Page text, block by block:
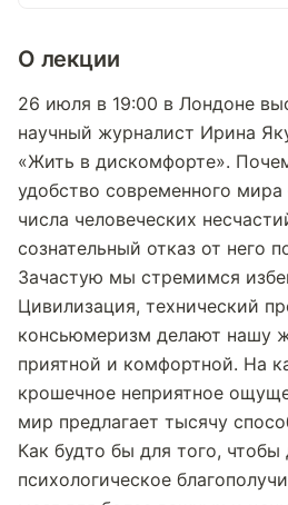
О лекции
26 июля в 19:00 в Лондоне
научный журналист Ирина
«Жить в дискомфорте».
удобство современного
числа человеческих
сознательный отказ от него
Зачастую мы стремимся
Цивилизация, технический
консьюмеризм делают нашу
приятной и комфортной. На
крошечное неприятное
мир предлагает тысячу
Как будто бы для того, чтобы
психологическое